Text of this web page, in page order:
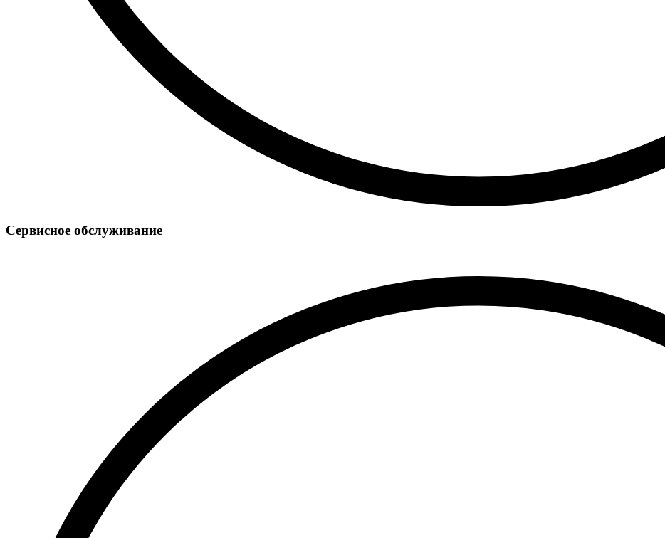
Сервисное обслуживание